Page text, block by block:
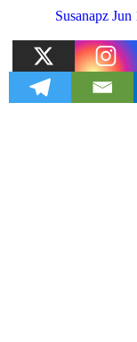
Susanapz Jun